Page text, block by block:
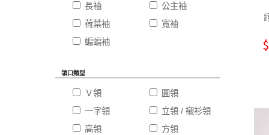
長袖
公主袖
荷葉袖
寬袖
蝙蝠袖
領口類型
Ｖ領
圓領
一字領
立領 / 襯衫領
高領
方領